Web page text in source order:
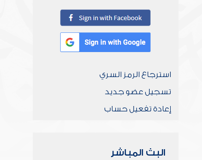
استرجاع الرمز السري
تسجيل عضو جديد
إعادة تفعيل حساب
البث المباشر